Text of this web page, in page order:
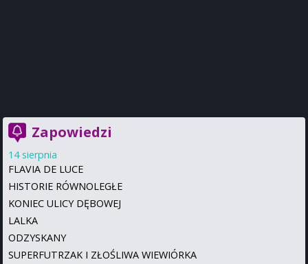
Zapowiedzi
14 sierpnia
FLAVIA DE LUCE
HISTORIE RÓWNOLEGŁE
KONIEC ULICY DĘBOWEJ
LALKA
ODZYSKANY
SUPERFUTRZAK I ZŁOŚLIWA WIEWIÓRKA